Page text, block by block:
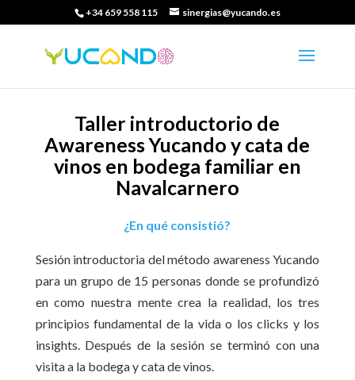
+34 659 558 115 sinergias@yucando.es
Taller introductorio de
Awareness Yucando y cata de
vinos en bodega familiar en
Navalcarnero
¿En qué consistió?
Sesión introductoria del método awareness Yucando
para un grupo de 15 personas donde se profundizó
en como nuestra mente crea la realidad, los tres
principios fundamental de la vida o los clicks y los
insights. Después de la sesión se terminó con una
visita a la bodega y cata de vinos.